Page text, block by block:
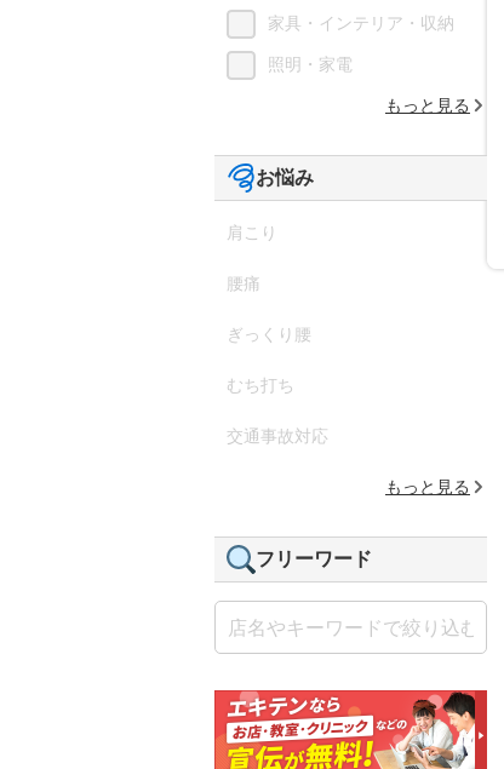
家具・インテリア・収納
照明・家電
もっと見る
お悩み
肩こり
腰痛
ぎっくり腰
むち打ち
交通事故対応
もっと見る
フリーワード